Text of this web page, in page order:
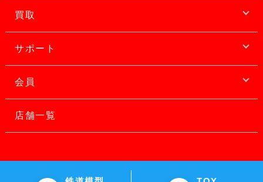
買取
サポート
会員
店舗一覧